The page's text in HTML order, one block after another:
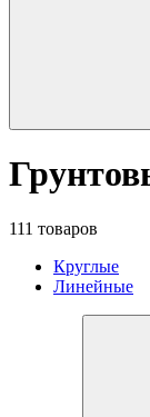
111 товаров
Круглые
Линейные